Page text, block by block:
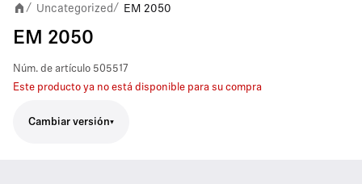
/ Uncategorized / EM 2050
EM 2050
Núm. de artículo 505517
Este producto ya no está disponible para su compra
Cambiar versión